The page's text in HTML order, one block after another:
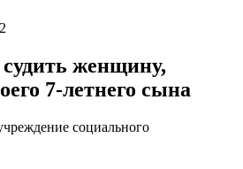
женщину,
7-летнего сына
социального